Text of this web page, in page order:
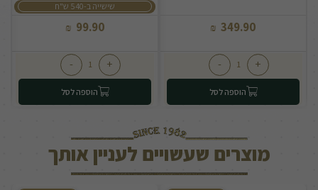
349.90
₪
+
-
הוספה לסל
שישייה ב-540 ש"ח
99.90
₪
+
-
הוספה לסל
מוצרים שעשויים לעניין אותך